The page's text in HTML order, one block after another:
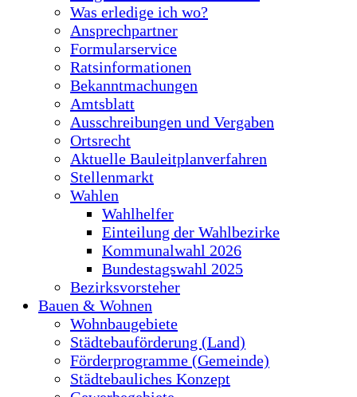
Was erledige ich wo?
Ansprechpartner
Formularservice
Ratsinformationen
Bekanntmachungen
Amtsblatt
Ausschreibungen und Vergaben
Ortsrecht
Aktuelle Bauleitplanverfahren
Stellenmarkt
Wahlen
Wahlhelfer
Einteilung der Wahlbezirke
Kommunalwahl 2026
Bundestagswahl 2025
Bezirksvorsteher
Bauen & Wohnen
Wohnbaugebiete
Städtebauförderung (Land)
Förderprogramme (Gemeinde)
Städtebauliches Konzept